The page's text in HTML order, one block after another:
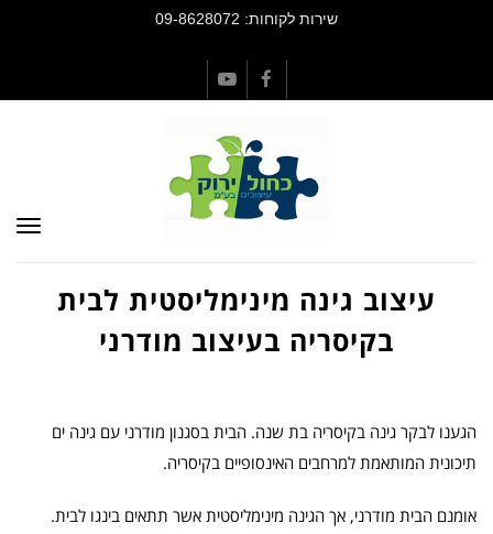
שירות לקוחות: 09-8628072
Facebook
YouTube
עיצוב גינה מינימליסטית לבית
בקיסריה בעיצוב מודרני
הגענו לבקר גינה בקיסריה בת שנה. הבית בסגנון מודרני עם גינה ים
תיכונית המותאמת למרחבים האינסופיים בקיסריה.
אומנם הבית מודרני, אך הגינה מינימליסטית אשר תתאים בינגו לבית.